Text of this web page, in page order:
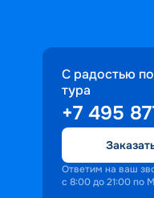
С радостью
тура
+7 495
Ответим на ваш
с 8:00 до 21:00 по